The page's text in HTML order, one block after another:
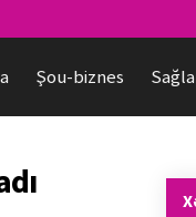
Şou-biznes